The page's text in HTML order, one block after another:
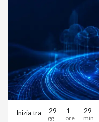
Inizia tra 29 1 29